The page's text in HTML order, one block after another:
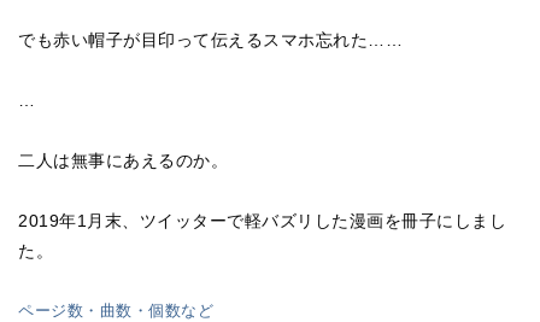
でも赤い帽子が目印って伝えるスマホ忘れた……
…
二人は無事にあえるのか。
2019年1月末、ツイッターで軽バズリした漫画を冊子にしまし
た。
ページ数・曲数・個数など